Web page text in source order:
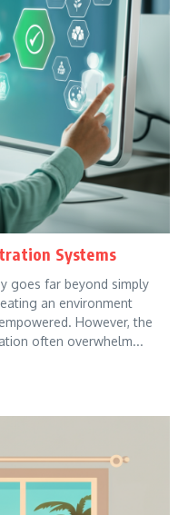
Systems
goes far beyond simply
an environment
However, the
often overwhelm...